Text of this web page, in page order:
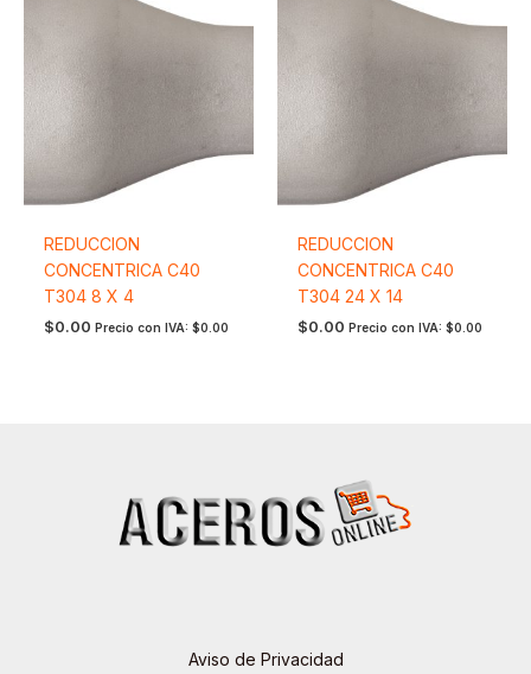
REDUCCION
CONCENTRICA C40
T304 8 X 4
$0.00 Precio con IVA: $0.00
REDUCCION
CONCENTRICA C40
T304 24 X 14
$0.00 Precio con IVA: $0.00
Aviso de Privacidad